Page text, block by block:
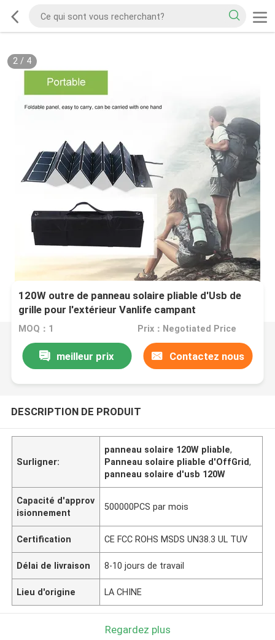
2/ 4
120W outre de panneau solaire pliable d'Usb de
grille pour l'extérieur Vanlife campant
MOQ：1 Prix：Negotiated Price
meilleur prix Contactez nous
DESCRIPTION DE PRODUIT
Surligner:
panneau solaire 120W pliable,
Panneau solaire pliable d'OffGrid,
panneau solaire d'usb 120W
Capacité d'approv
isionnement
500000PCS par mois
Certification CE FCC ROHS MSDS UN38.3 UL TUV
Délai de livraison 8-10 jours de travail
Lieu d'origine LA CHINE
Regardez plus